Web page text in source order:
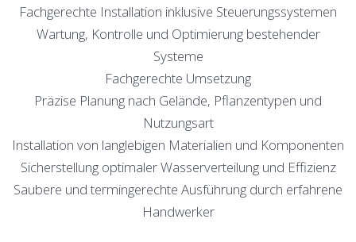
Fachgerechte Installation inklusive Steuerungssystemen
Wartung, Kontrolle und Optimierung bestehender
Systeme
Fachgerechte Umsetzung
Präzise Planung nach Gelände, Pflanzentypen und
Nutzungsart
Installation von langlebigen Materialien und Komponenten
Sicherstellung optimaler Wasserverteilung und Effizienz
Saubere und termingerechte Ausführung durch erfahrene
Handwerker